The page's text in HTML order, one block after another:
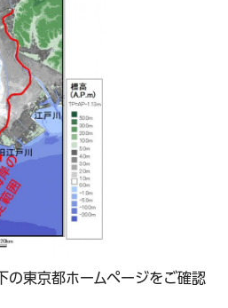
の東京都ホームページをご確認